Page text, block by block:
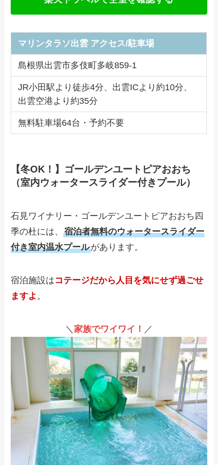
マリンタラソ出雲 アクセス/駐車場
島根県出雲市多伎町多岐859-1
JR小田駅より徒歩4分、出雲ICより約10分、
出雲空港より約35分
無料駐車場64台・予約不要
【冬OK！】ゴールデンユートピアおおち
（室内ウォータースライダー付きプール）
石見ワイナリー・ゴールデンユートピアおおち四
季の杜には、宿泊者無料のウォータースライダー
付き室内温水プールがあります。
宿泊施設はコテージだから人目を気にせず過ごせ
ますよ 。
＼ 家族でワイワイ！ ／